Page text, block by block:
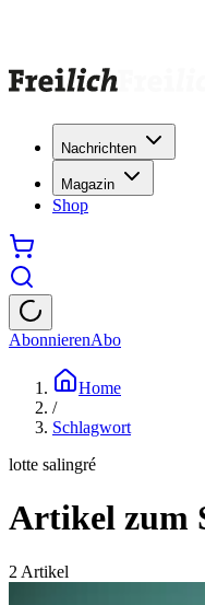
Nachrichten
Magazin
Shop
AbonnierenAbo
Home
/
Schlagwort
lotte salingré
Artikel zum
2 Artikel